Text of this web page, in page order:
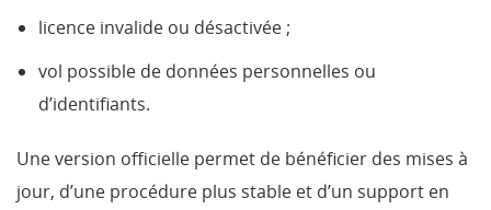
licence invalide ou désactivée ;
vol possible de données personnelles ou
d’identifiants.
Une version officielle permet de bénéficier des mises à
jour, d’une procédure plus stable et d’un support en